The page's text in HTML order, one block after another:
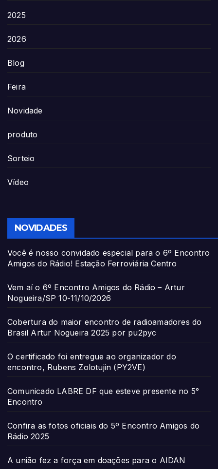
2025
2026
Blog
Feira
Novidade
produto
Sorteio
Vídeo
NOVIDADES
Você é nosso convidado especial para o 6º Encontro
Amigos do Rádio! Estação Ferroviária Centro
Vem aí o 6º Encontro Amigos do Rádio – Artur
Nogueira/SP 10-11/10/2026
Cobertura do maior encontro de radioamadores do
Brasil Artur Nogueira 2025 por pu2pyc
O certificado foi entregue ao organizador do
encontro, Rubens Zolotujin (PY2VE)
Comunicado LABRE DF que esteve presente no 5°
Encontro
Confira as fotos oficiais do 5º Encontro Amigos do
Rádio 2025
A união fez a força em doações para o AIDAN